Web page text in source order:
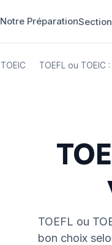
Notre Préparation
TOEIC TOEFL ou
TOEFL ou
bon choix